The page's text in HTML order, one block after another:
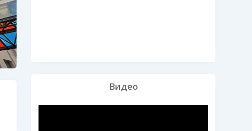
Видео